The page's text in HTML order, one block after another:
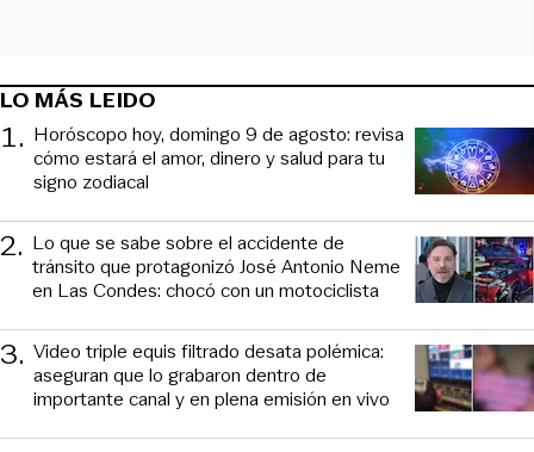
LO MÁS LEIDO
1. Horóscopo hoy, domingo 9 de agosto: revisa
cómo estará el amor, dinero y salud para tu
signo zodiacal
2. Lo que se sabe sobre el accidente de
tránsito que protagonizó José Antonio Neme
en Las Condes: chocó con un motociclista
3. Video triple equis filtrado desata polémica:
aseguran que lo grabaron dentro de
importante canal y en plena emisión en vivo